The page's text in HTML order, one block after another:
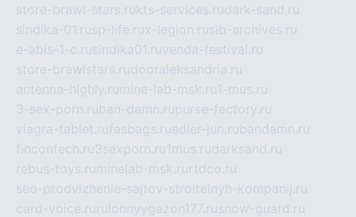
store-brawl-stars.rukts-services.rudark-sand.ru
sindika-01.rusp-life.rux-legion.rusib-archives.ru
e-abis-1-c.rusindika01.ruvenda-festival.ru
store-brawlstars.rudooraleksandria.ru
antenna-highly.ru mine-lab-msk.ru1-mus.ru
3-sex-porn.ruban-damn.rupurse-factory.ru
viagra-tablet.rufasbags.ruadler-jun.rubandamn.ru
fincontech.ru3sexporn.ru1mus.rudarksand.ru
rebus-toys.ru minelab-msk.ru rtdco.ru
seo-prodvizhenie-sajtov-stroitelnyh-kompanij.ru
card-voice.ru rulonnyygazon177.rusnow-guard.ru